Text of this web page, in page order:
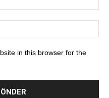
in this browser for the